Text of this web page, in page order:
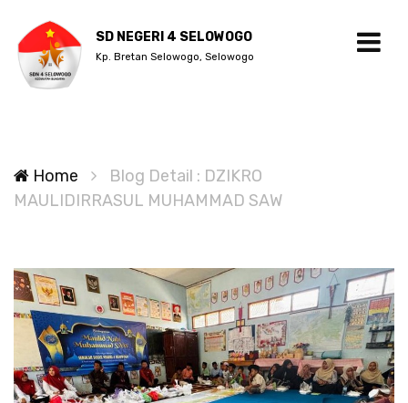
SD NEGERI 4 SELOWOGO
Kp. Bretan Selowogo, Selowogo
Home
Blog Detail : DZIKRO
MAULIDIRRASUL MUHAMMAD SAW